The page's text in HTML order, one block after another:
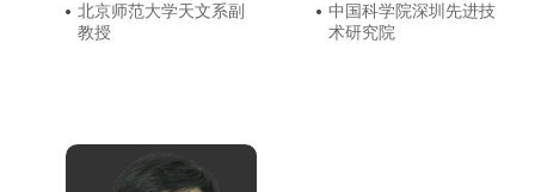
北京师范大学天文系副
教授
中国科学院深圳先进技
术研究院